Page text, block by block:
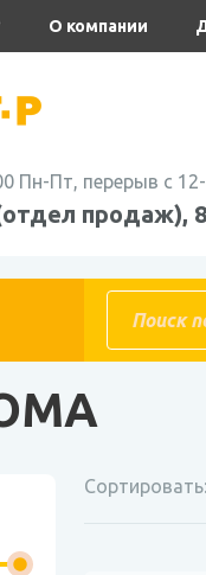
О компании
Пн-Пт, перерыв с
продаж),
ДЛЯ ДОМА
Сортировать: